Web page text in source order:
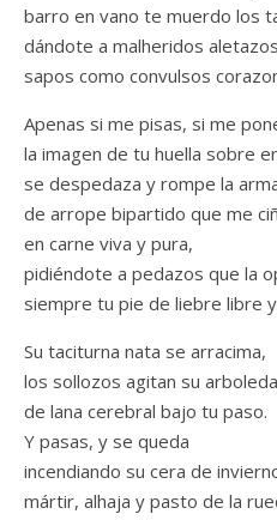
barro en vano te muerdo los
dándote a malheridos aletazos
sapos como convulsos
Apenas si me pisas, si me
la imagen de tu huella sobre
se despedaza y rompe la
de arrope bipartido que me
en carne viva y pura,
pidiéndote a pedazos que la
siempre tu pie de liebre libre y
Su taciturna nata se arracima,
los sollozos agitan su arboleda
de lana cerebral bajo tu paso.
Y pasas, y se queda
incendiando su cera de
mártir, alhaja y pasto de la